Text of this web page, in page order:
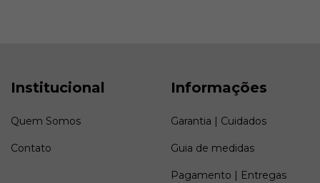
Institucional
Quem Somos
Contato
Informações
Garantia | Cuidados
Guia de medidas
Pagamento | Entregas